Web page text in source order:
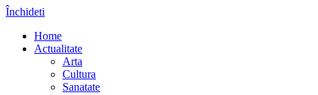
Închideti
Home
Actualitate
Arta
Cultura
Sanatate